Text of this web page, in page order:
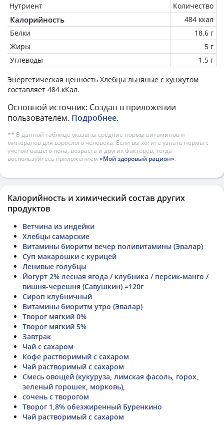
Нутриент
Количество
Калорийность
484 ккал
Белки
18.6 г
Жиры
5 г
Углеводы
1.5 г
Энергетическая ценность Хлебцы льняные с кунжутом
составляет 484 кКал.
Основной источник: Создан в приложении
пользователем. Подробнее.
** В данной таблице указаны средние нормы витаминов и
минералов для взрослого человека. Если вы хотите узнать нормы с
учетом вашего пола, возраста и других факторов, тогда
воспользуйтесь приложением «Мой здоровый рацион».
Калорийность и химический состав других
продуктов
Ветчина из индейки
Хлебцы самарские
Витамины биоритм вечер поливитамины (Эвалар)
Суп макарошки с курицей
Ленивые голубцы
Йогурт 2% лесная ягода / клубника / персик-манго /
вишня-черешня (Савушкин) =120г
Сироп клубничный
Витамины биоритм утро (Эвалар)
Творог мягкий 0%
Творог мягкий 5%
Завтрак
Чай с сахаром
Кофе растворимый с сахаром
Чай растворимый с сахаром
Смесь овощей (кукуруза, лимская фасоль, горох,
зеленый горошек, морковь),
сочень с творогом
Творог 1,8% обезжиренный Буренкино
Чай растворимый с сахаром